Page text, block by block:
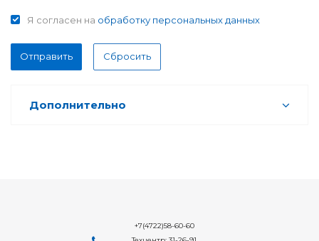
Я согласен на обработку персональных данных
Отправить Сбросить
Дополнительно
+7(4722)58-60-60